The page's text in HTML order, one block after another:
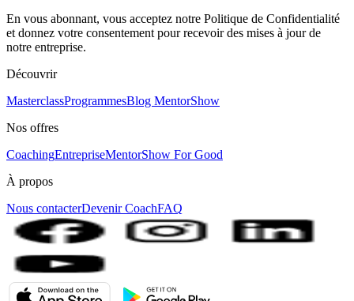
En vous abonnant, vous acceptez notre Politique de Confidentialité
et donnez votre consentement pour recevoir des mises à jour de
notre entreprise.
Découvrir
MasterclassProgrammesBlog MentorShow
Nos offres
CoachingEntrepriseMentorShow For Good
À propos
Nous contacterDevenir CoachFAQ